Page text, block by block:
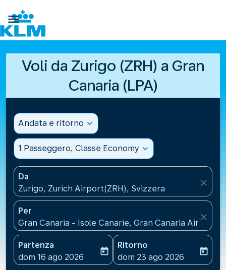

Voli da Zurigo (ZRH) a Gran
Canaria (LPA)
Andata e ritorno expand_more
1 Passeggero, Classe Economy expand_more
Da
Zurigo, Zurich Airport(ZRH), Svizzera
close
Per
Gran Canaria - Isole Canarie, Gran Canaria
close
Partenza
fc-booking-departure-date-aria-label
dom 16 ago 2026
today
Ritorno
fc-booking-return-date-
dom 23 ago 2026
today